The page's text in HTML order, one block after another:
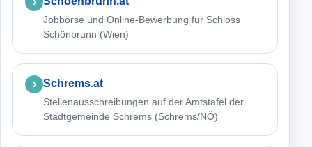
Jobbörse und Online-Bewerbung für Schloss
Schönbrunn (Wien)
Schrems.at
Stellenausschreibungen auf der Amtstafel der
Stadtgemeinde Schrems (Schrems/NÖ)